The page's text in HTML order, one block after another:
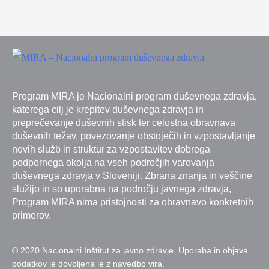
Program MIRA je Nacionalni program duševnega zdravja,
katerega cilj je krepitev duševnega zdravja in
preprečevanje duševnih stisk ter celostna obravnava
duševnih težav, povezovanje obstoječih in vzpostavljanje
novih služb in struktur za vzpostavitev dobrega
podpornega okolja na vseh področjih varovanja
duševnega zdravja v Sloveniji. Zbrana znanja in veščine
služijo in so uporabna na področju javnega zdravja,
Program MIRA nima pristojnosti za obravnavo konkretnih
primerov.
© 2020 Nacionalni Inštitut za javno zdravje. Uporaba in objava
podatkov je dovoljena le z navedbo vira.